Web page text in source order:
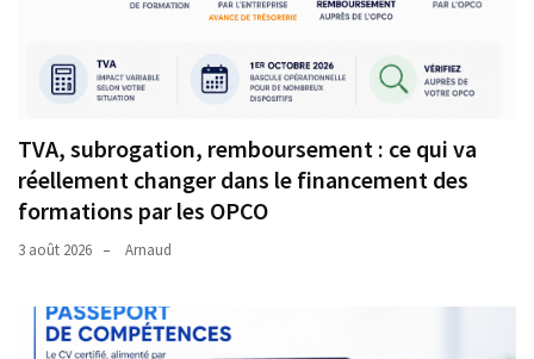
TVA, subrogation, remboursement : ce qui va
réellement changer dans le financement des
formations par les OPCO
3 août 2026 Arnaud